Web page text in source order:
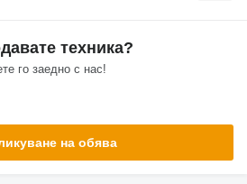
техника?
го заедно с нас!
на обява